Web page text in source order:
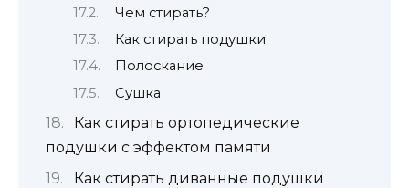
Чем стирать?
Как стирать подушки
Полоскание
Сушка
Как стирать ортопедические
подушки с эффектом памяти
Как стирать диванные подушки